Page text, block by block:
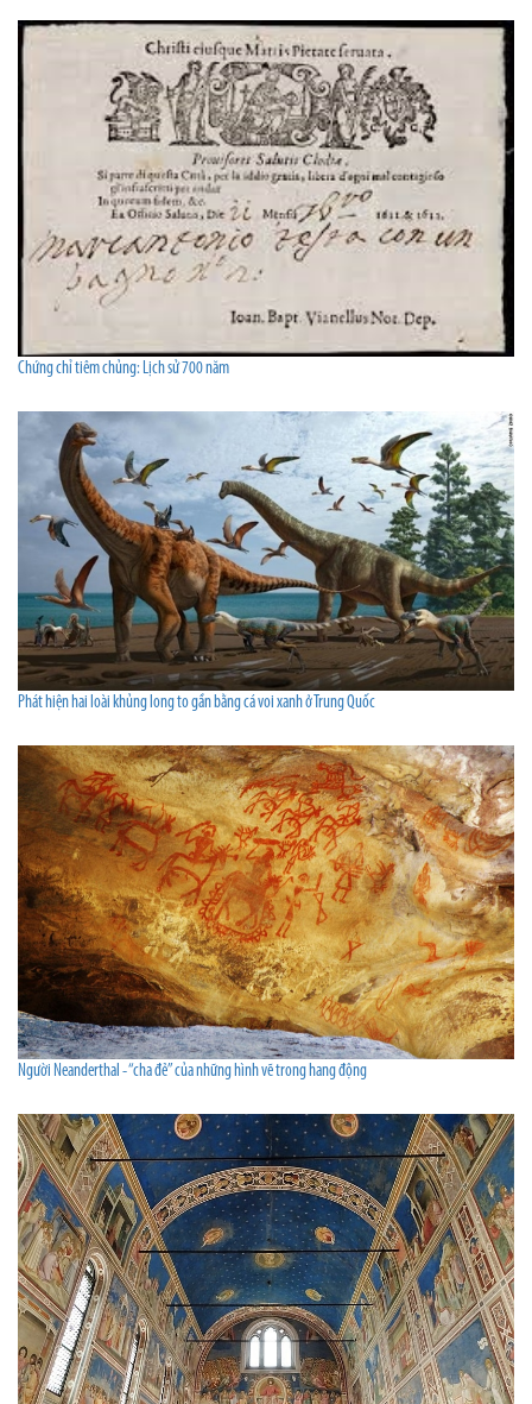
Chứng chỉ tiêm chủng: Lịch sử 700 năm
Phát hiện hai loài khủng long to gần bằng cá voi xanh ở Trung Quốc
Người Neanderthal - “cha đẻ” của những hình vẽ trong hang động